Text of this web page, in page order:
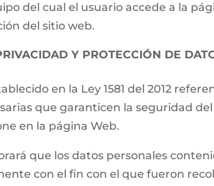
del cual el usuario accede a la
del sitio web.
Y PROTECCIÓN DE
en la Ley 1581 del 2012
que garanticen la seguridad
en la página Web.
que los datos personales
con el fin con el que fueron